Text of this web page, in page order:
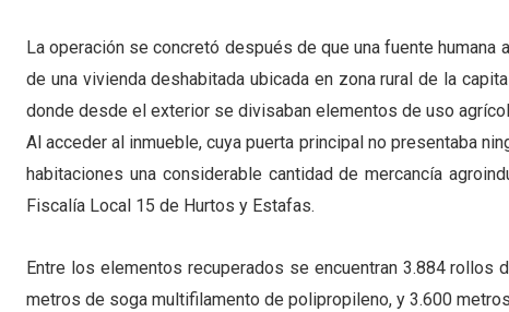
La operación se concretó después de que una fuente
de una vivienda deshabitada ubicada en zona rural de la
donde desde el exterior se divisaban elementos de uso
Al acceder al inmueble, cuya puerta principal no presentaba
habitaciones una considerable cantidad de mercancía
Fiscalía Local 15 de Hurtos y Estafas.
Entre los elementos recuperados se encuentran 3.884
metros de soga multifilamento de polipropileno, y 3.600